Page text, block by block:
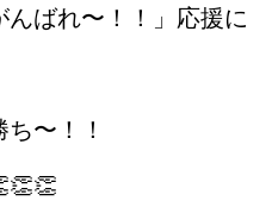
んばれ〜！！」応援に
〜！！